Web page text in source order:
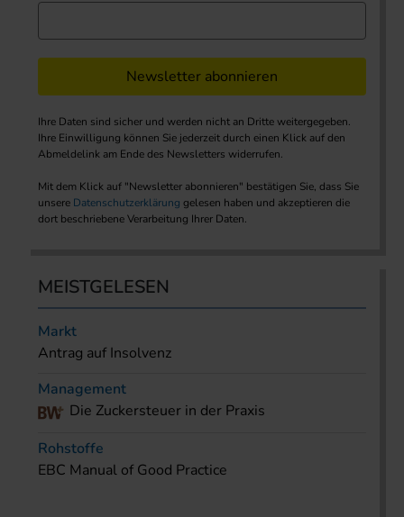
Newsletter abonnieren
Ihre Daten sind sicher und werden nicht an Dritte weitergegeben.
Ihre Einwilligung können Sie jederzeit durch einen Klick auf den
Abmeldelink am Ende des Newsletters widerrufen.
Mit dem Klick auf "Newsletter abonnieren" bestätigen Sie, dass Sie
unsere Datenschutzerklärung gelesen haben und akzeptieren die
dort beschriebene Verarbeitung Ihrer Daten.
MEISTGELESEN
Markt
Antrag auf Insolvenz
Management
Die Zuckersteuer in der Praxis
Rohstoffe
EBC Manual of Good Practice